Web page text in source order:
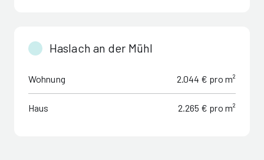
Haslach an der Mühl
Wohnung 2.044 € pro m²
Haus 2.265 € pro m²